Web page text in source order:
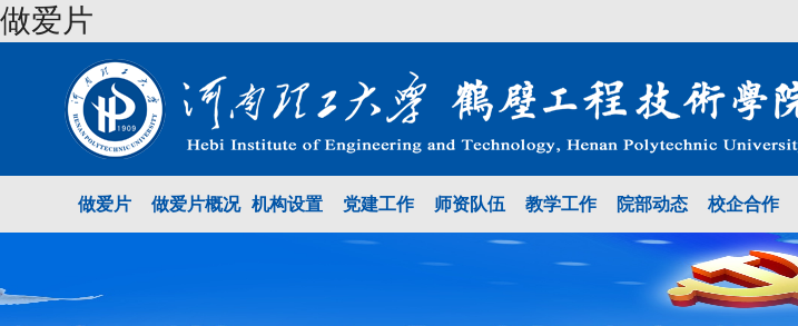
做爱片
做爱片 做爱片概况 机构设置 党建工作 师资队伍 教学工作 院部动态 校企合作